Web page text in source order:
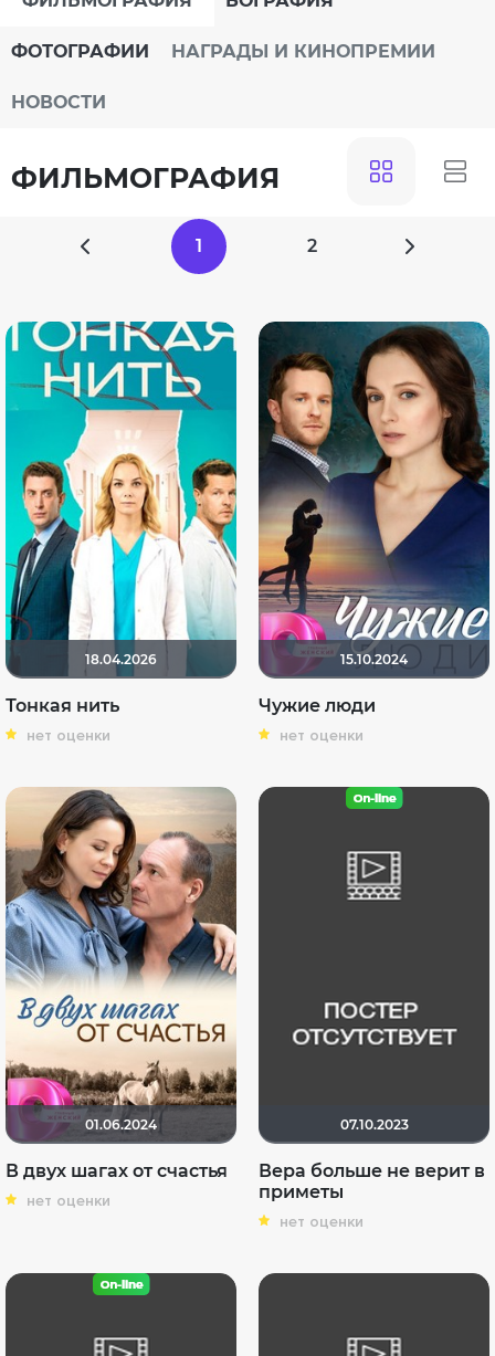
ФОТОГРАФИИ НАГРАДЫ И КИНОПРЕМИИ
НОВОСТИ
ФИЛЬМОГРАФИЯ
1 2
18.04.2026
Тонкая нить
нет оценки
15.10.2024
Чужие люди
нет оценки
01.06.2024
В двух шагах от счастья
нет оценки
07.10.2023
Вера больше не верит в
приметы
нет оценки